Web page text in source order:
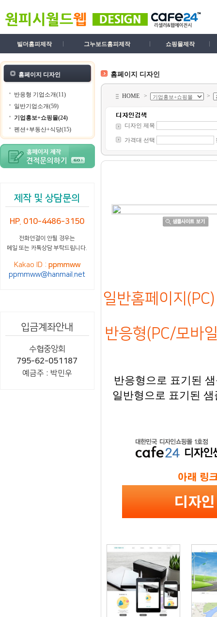
빌더홈피제작 그누보드홈피제작 쇼핑몰제작
홈페이지 디자인
반응형 기업소개(11)
일반기업소개(59)
기업홍보+쇼핑몰(24)
펜션+부동산+식당(15)
제작 및 상담문의
HP. 010-4486-3150
전화연결이 안될 경우는
메일 또는 카톡상담 부탁드립니다.
Kakao ID : ppmmww
ppmmww@hanmail.net
입금계좌안내
수협중앙회
795-62-051187
예금주 : 박민우
홈페이지 디자인
HOME > >
디자인 제목
가격대 선택
일반홈페이지
반응형(PC/모바
반응형으로 표기된
일반형으로 표기된